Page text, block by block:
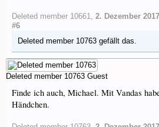
Deleted member 10661, 2. Dezember 2017
#6
Deleted member 10763 gefällt das.
Deleted member 10763 Guest
Finde ich auch, Michael. Mit Vandas
Händchen.